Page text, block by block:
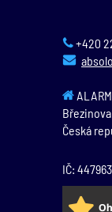
+420
Česká
IČ: